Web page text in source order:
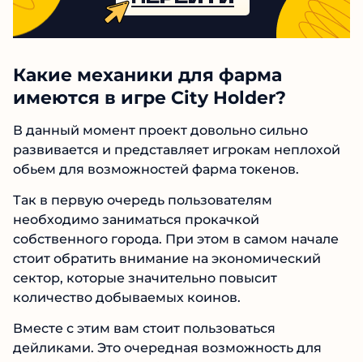
Какие механики для фарма
имеются в игре City Holder?
В данный момент проект довольно сильно
развивается и представляет игрокам неплохой
обьем для возможностей фарма токенов.
Так в первую очередь пользователям
необходимо заниматься прокачкой
собственного города. При этом в самом начале
стоит обратить внимание на экономический
сектор, которые значительно повысит
количество добываемых коинов.
Вместе с этим вам стоит пользоваться
дейликами. Это очередная возможность для